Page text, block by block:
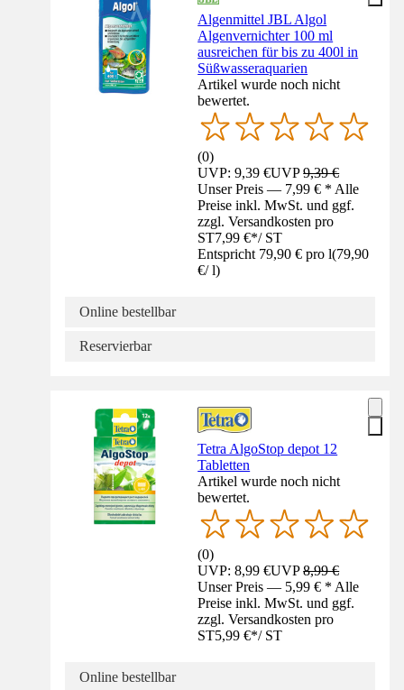
Algenmittel JBL Algol
Algenvernichter 100 ml
ausreichen für bis zu 400l in
Süßwasseraquarien
Artikel wurde noch nicht
bewertet.
(0)
UVP: 9,39 €UVP9,39 €
Unser Preis — 7,99 € * Alle
Preise inkl. MwSt. und ggf.
zzgl. Versandkosten pro
ST7,99 €*/ ST
Entspricht 79,90 € pro l(79,90
€/ l)
Online bestellbar
Reservierbar
Tetra AlgoStop depot 12
Tabletten
Artikel wurde noch nicht
bewertet.
(0)
UVP: 8,99 €UVP8,99 €
Unser Preis — 5,99 € * Alle
Preise inkl. MwSt. und ggf.
zzgl. Versandkosten pro
ST5,99 €*/ ST
Online bestellbar